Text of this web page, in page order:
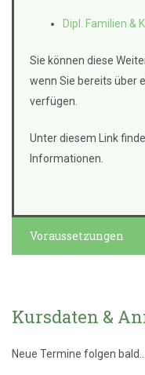
Dipl. Familien &
Sie können diese
wenn Sie bereits über
verfügen.
Unter diesem Link
Informationen.
Voraussetzungen
Kursdaten &
Neue Termine folgen bald...